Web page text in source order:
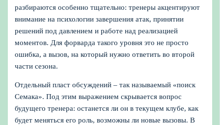
разбираются особенно тщательно: тренеры акцентируют
внимание на психологии завершения атак, принятии
решений под давлением и работе над реализацией
моментов. Для форварда такого уровня это не просто
ошибка, а вызов, на который нужно ответить во второй
части сезона.
Отдельный пласт обсуждений – так называемый «поиск
Семака». Под этим выражением скрывается вопрос
будущего тренера: останется ли он в текущем клубе, как
будет меняться его роль, возможны ли новые вызовы. В